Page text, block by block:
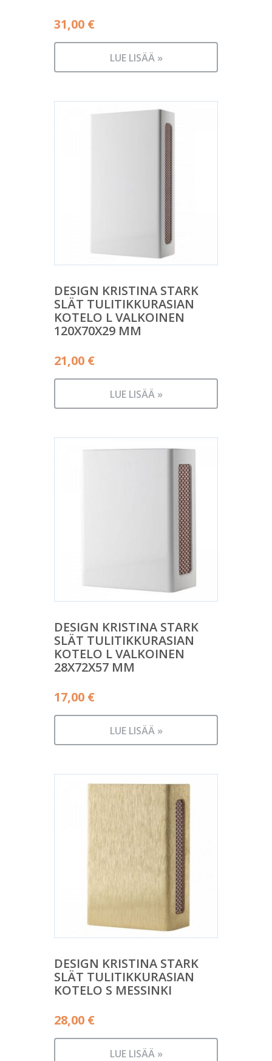
31,00 €
LUE LISÄÄ »
DESIGN KRISTINA STARK
SLÄT TULITIKKURASIAN
KOTELO L VALKOINEN
120X70X29 MM
21,00 €
LUE LISÄÄ »
DESIGN KRISTINA STARK
SLÄT TULITIKKURASIAN
KOTELO L VALKOINEN
28X72X57 MM
17,00 €
LUE LISÄÄ »
DESIGN KRISTINA STARK
SLÄT TULITIKKURASIAN
KOTELO S MESSINKI
28,00 €
LUE LISÄÄ »